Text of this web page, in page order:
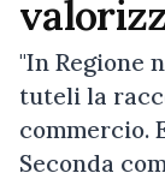
"In Regione
tuteli la
commercio.
Seconda